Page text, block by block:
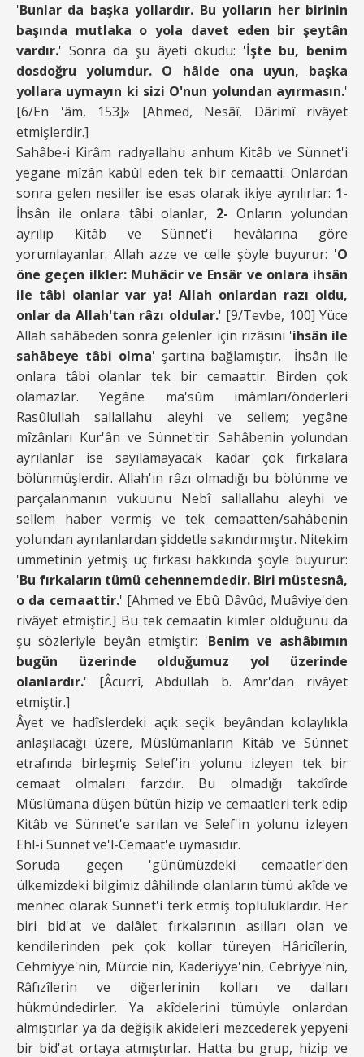
'Bunlar da başka yollardır. Bu yolların her birinin
başında mutlaka o yola davet eden bir şeytân
vardır.' Sonra da şu âyeti okudu: 'İşte bu, benim
dosdoğru yolumdur. O hâlde ona uyun, başka
yollara uymayın ki sizi O'nun yolundan ayırmasın.'
[6/En 'âm, 153]» [Ahmed, Nesâî, Dârimî rivâyet
etmişlerdir.]
Sahâbe-i Kirâm radıyallahu anhum Kitâb ve Sünnet'i
yegane mîzân kabûl eden tek bir cemaatti. Onlardan
sonra gelen nesiller ise esas olarak ikiye ayrılırlar: 1-
İhsân ile onlara tâbi olanlar, 2- Onların yolundan
ayrılıp Kitâb ve Sünnet'i hevâlarına göre
yorumlayanlar. Allah azze ve celle şöyle buyurur: 'O
öne geçen ilkler: Muhâcir ve Ensâr ve onlara ihsân
ile tâbi olanlar var ya! Allah onlardan razı oldu,
onlar da Allah'tan râzı oldular.' [9/Tevbe, 100] Yüce
Allah sahâbeden sonra gelenler için rızâsını 'ihsân ile
sahâbeye tâbi olma' şartına bağlamıştır. İhsân ile
onlara tâbi olanlar tek bir cemaattir. Birden çok
olamazlar. Yegâne ma'sûm imâmları/önderleri
Rasûlullah sallallahu aleyhi ve sellem; yegâne
mîzânları Kur'ân ve Sünnet'tir. Sahâbenin yolundan
ayrılanlar ise sayılamayacak kadar çok fırkalara
bölünmüşlerdir. Allah'ın râzı olmadığı bu bölünme ve
parçalanmanın vukuunu Nebî sallallahu aleyhi ve
sellem haber vermiş ve tek cemaatten/sahâbenin
yolundan ayrılanlardan şiddetle sakındırmıştır. Nitekim
ümmetinin yetmiş üç fırkası hakkında şöyle buyurur:
'Bu fırkaların tümü cehennemdedir. Biri müstesnâ,
o da cemaattir.' [Ahmed ve Ebû Dâvûd, Muâviye'den
rivâyet etmiştir.] Bu tek cemaatin kimler olduğunu da
şu sözleriyle beyân etmiştir: 'Benim ve ashâbımın
bugün üzerinde olduğumuz yol üzerinde
olanlardır.' [Âcurrî, Abdullah b. Amr'dan rivâyet
etmiştir.]
Âyet ve hadîslerdeki açık seçik beyândan kolaylıkla
anlaşılacağı üzere, Müslümanların Kitâb ve Sünnet
etrafında birleşmiş Selef'in yolunu izleyen tek bir
cemaat olmaları farzdır. Bu olmadığı takdîrde
Müslümana düşen bütün hizip ve cemaatleri terk edip
Kitâb ve Sünnet'e sarılan ve Selef'in yolunu izleyen
Ehl-i Sünnet ve'l-Cemaat'e uymasıdır.
Soruda geçen 'günümüzdeki cemaatler'den
ülkemizdeki bilgimiz dâhilinde olanların tümü akîde ve
menhec olarak Sünnet'i terk etmiş topluluklardır. Her
biri bid'at ve dalâlet fırkalarının asılları olan ve
kendilerinden pek çok kollar türeyen Hâricîlerin,
Cehmiyye'nin, Mürcie'nin, Kaderiyye'nin, Cebriyye'nin,
Râfızîlerin ve diğerlerinin kolları ve dalları
hükmündedirler. Ya akîdelerini tümüyle onlardan
almıştırlar ya da değişik akîdeleri mezcederek yepyeni
bir bid'at ortaya atmıştırlar. Hatta bu grup, hizip ve